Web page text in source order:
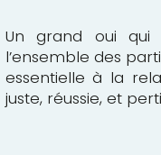
Un grand oui qui
l’ensemble des
essentielle à la
juste, réussie, et